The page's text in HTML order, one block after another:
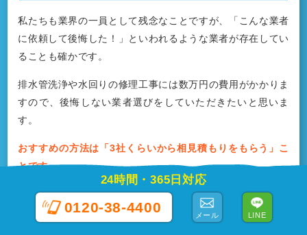
24時間・365日対応
0120-38-4400
メール LINE
私たちも業界の一員として残念なことですが、「こんな業者
に依頼して後悔した！」といわれるような業者が存在してい
ることも確かです。
排水管洗浄や水回りの修理工事には数万円の費用がかかりま
すので、後悔しない業者選びをしていただきたいと思いま
す。
おすすめの方法は「3社くらいから相見積もりをもらう」こ
とです。
3社ほどなら相見積もりの依頼にもさほど時間をとられませ
ん。また相見積もりをもらうと、その案件の費用の相場がわ